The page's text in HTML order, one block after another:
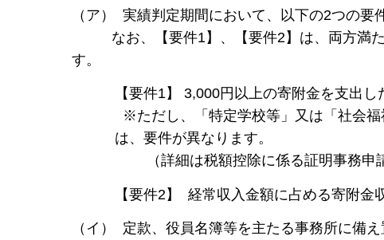
（ア） 実績判定期間において、以下の2つの要
なお、【要件1】、【要件2】は、両方満た
す。
【要件1】 3,000円以上の寄附金を支出
※ただし、「特定学校等」又は「社会
は、要件が異なります。
（詳細は税額控除に係る証明事務申請
【要件2】 経常収入金額に占める寄附金
（イ） 定款、役員名簿等を主たる事務所に備